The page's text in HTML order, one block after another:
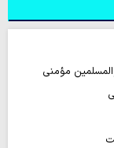
مؤمنی